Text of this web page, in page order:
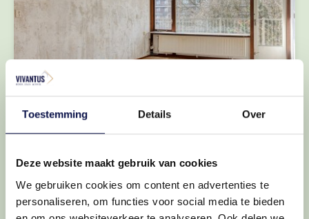
Toestemming Details Over
Deze website maakt gebruik van cookies
We gebruiken cookies om content en advertenties te
personaliseren, om functies voor social media te bieden
Royale woonkamer
Prettig lichtinval